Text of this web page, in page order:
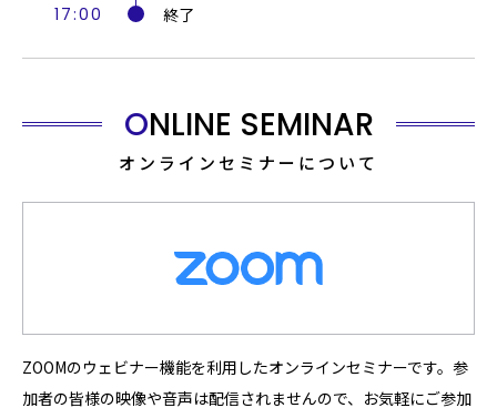
17:00 終了
ONLINE SEMINAR
オンラインセミナーについて
ZOOMのウェビナー機能を利用したオンラインセミナーです。参
加者の皆様の映像や音声は配信されませんので、お気軽にご参加